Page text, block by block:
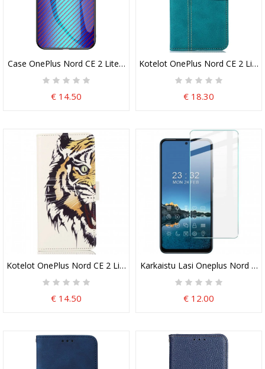
Case OnePlus Nord CE 2 Lite 5G Karkaistua Hiilikuitulasia
€ 14.50
Kotelot OnePlus Nord CE 2 Lite
€ 18.30
Kotelot OnePlus Nord CE 2 Lite 5G Kova Tiikeri
€ 14.50
Karkaistu Lasi Oneplus Nord
€ 12.00